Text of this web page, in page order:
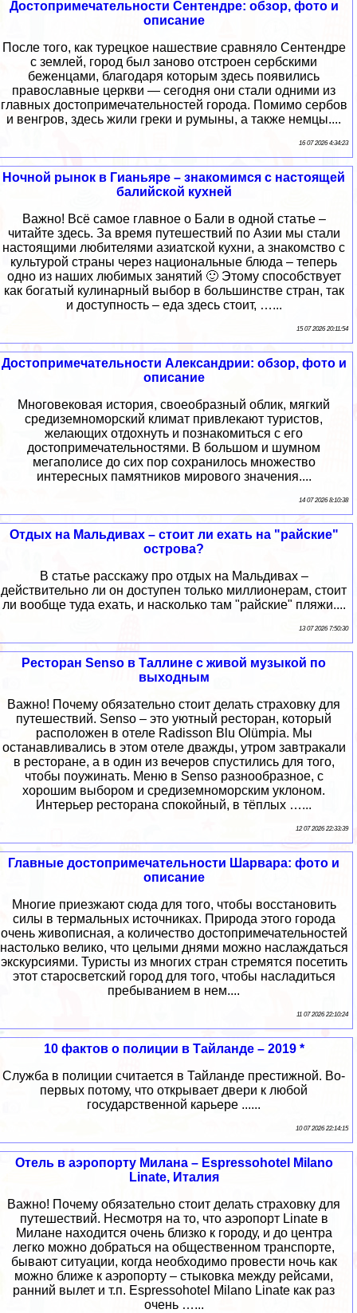
Достопримечательности Сентендре: обзор, фото и
описание
После того, как турецкое нашествие сравняло Сентендре
с землей, город был заново отстроен сербскими
беженцами, благодаря которым здесь появились
православные церкви — сегодня они стали одними из
главных достопримечательностей города. Помимо сербов
и венгров, здесь жили греки и румыны, а также немцы....
16 07 2026 4:34:23
Ночной рынок в Гианьяре – знакомимся с настоящей
балийской кухней
Важно! Всё самое главное о Бали в одной статье –
читайте здесь. За время путешествий по Азии мы стали
настоящими любителями азиатской кухни, а знакомство с
культурой страны через национальные блюда – теперь
одно из наших любимых занятий 🙂 Этому способствует
как богатый кулинарный выбор в большинстве стран, так
и доступность – еда здесь стоит, …...
15 07 2026 20:11:54
Достопримечательности Александрии: обзор, фото и
описание
Многовековая история, своеобразный облик, мягкий
средиземноморский климат привлекают туристов,
желающих отдохнуть и познакомиться с его
достопримечательностями. В большом и шумном
мегаполисе до сих пор сохранилось множество
интересных памятников мирового значения....
14 07 2026 8:10:38
Отдых на Мальдивах – стоит ли ехать на "райские"
острова?
В статье расскажу про отдых на Мальдивах –
действительно ли он доступен только миллионерам, стоит
ли вообще туда ехать, и насколько там "райские" пляжи....
13 07 2026 7:50:30
Ресторан Senso в Таллине с живой музыкой по
выходным
Важно! Почему обязательно стоит делать страховку для
путешествий. Senso – это уютный ресторан, который
расположен в отеле Radisson Blu Olümpia. Мы
останавливались в этом отеле дважды, утром завтракали
в ресторане, а в один из вечеров спустились для того,
чтобы поужинать. Меню в Senso разнообразное, с
хорошим выбором и средиземноморским уклоном.
Интерьер ресторана спокойный, в тёплых …...
12 07 2026 22:33:39
Главные достопримечательности Шарвара: фото и
описание
Многие приезжают сюда для того, чтобы восстановить
силы в термальных источниках. Природа этого города
очень живописная, а количество достопримечательностей
настолько велико, что целыми днями можно наслаждаться
экскурсиями. Туристы из многих стран стремятся посетить
этот старосветский город для того, чтобы насладиться
пребыванием в нем....
11 07 2026 22:10:24
10 фактов о полиции в Тайланде – 2019 *
Служба в полиции считается в Тайланде престижной. Во-
первых потому, что открывает двери к любой
государственной карьере ......
10 07 2026 22:14:15
Отель в аэропорту Милана – Espressohotel Milano
Linate, Италия
Важно! Почему обязательно стоит делать страховку для
путешествий. Несмотря на то, что аэропорт Linate в
Милане находится очень близко к городу, и до центра
легко можно добраться на общественном транспорте,
бывают ситуации, когда необходимо провести ночь как
можно ближе к аэропорту – стыковка между рейсами,
ранний вылет и т.п. Espressohotel Milano Linate как раз
очень …...